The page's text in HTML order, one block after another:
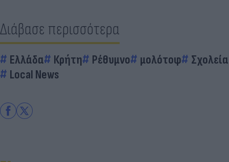
Διάβασε περισσότερα
Ελλάδα Κρήτη Ρέθυμνο μολότοφ
Σχολεία
Local News